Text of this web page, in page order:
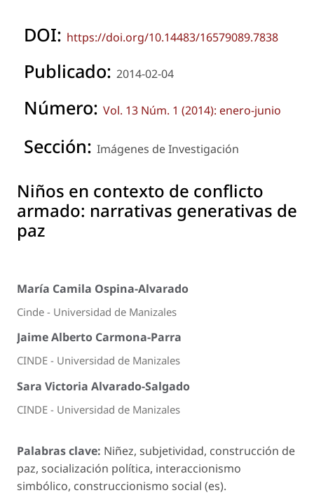
DOI: https://doi.org/10.14483/16579089.7838
Publicado: 2014-02-04
Número: Vol. 13 Núm. 1 (2014): enero-junio
Sección: Imágenes de Investigación
Niños en contexto de conflicto
armado: narrativas generativas de
paz
María Camila Ospina-Alvarado
Cinde - Universidad de Manizales
Jaime Alberto Carmona-Parra
CINDE - Universidad de Manizales
Sara Victoria Alvarado-Salgado
CINDE - Universidad de Manizales
Palabras clave: Niñez, subjetividad, construcción de
paz, socialización política, interaccionismo
simbólico, construccionismo social (es).